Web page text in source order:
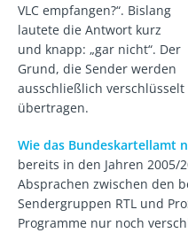
VLC empfangen?“. Bislang
lautete die Antwort kurz
und knapp: „gar nicht“. Der
Grund, die Sender werden
ausschließlich verschlüsselt
übertragen.
Wie das Bundeskartellamt
bereits in den Jahren 2005/
Absprachen zwischen den
Sendergruppen RTL und
Programme nur noch